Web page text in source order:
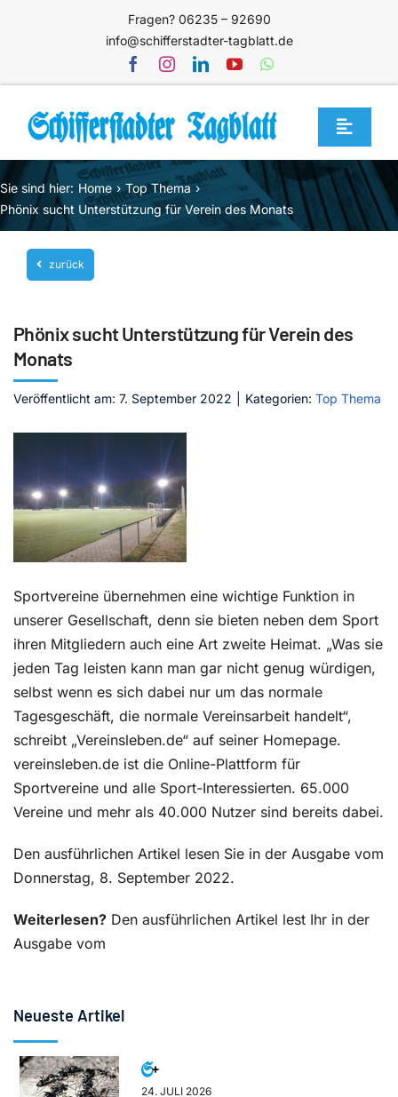
Fragen? 06235 – 92690
info@schifferstadter-tagblatt.de
Toggle
Home
Themen
Blog
Unternehmen
Mediathek
Jetzt abonnieren
Sie sind hier: Home
Top Thema
Phönix sucht Unterstützung für Verein des Monats
zurück
Phönix sucht Unterstützung für Verein des
Monats
Veröffentlicht am: 7. September 2022 Kategorien: Top Thema
Sportvereine übernehmen eine wichtige Funktion in
unserer Gesellschaft, denn sie bieten neben dem Sport
ihren Mitgliedern auch eine Art zweite Heimat. „Was sie
jeden Tag leisten kann man gar nicht genug würdigen,
selbst wenn es sich dabei nur um das normale
Tagesgeschäft, die normale Vereinsarbeit handelt“,
schreibt „Vereinsleben.de“ auf seiner Homepage.
vereinsleben.de ist die Online-Plattform für
Sportvereine und alle Sport-Interessierten. 65.000
Vereine und mehr als 40.000 Nutzer sind bereits dabei.
Den ausführlichen Artikel lesen Sie in der Ausgabe vom
Donnerstag, 8. September 2022.
Weiterlesen? Den ausführlichen Artikel lest Ihr in der
Ausgabe vom
Neueste Artikel
24. JULI 2026